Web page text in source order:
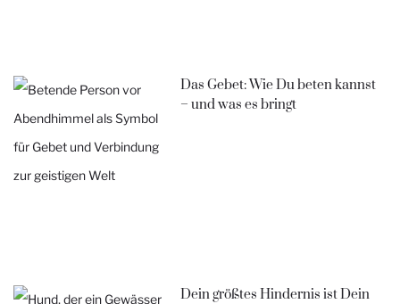
Das Gebet: Wie Du beten kannst
– und was es bringt
Dein größtes Hindernis ist Dein